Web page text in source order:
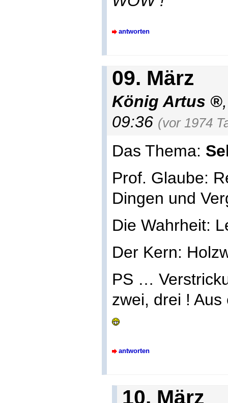
antworten
09. März
König Artus
09:36 (vor 1974
Das Thema:
Prof. Glaube:
Dingen und
Die Wahrheit:
Der Kern:
PS …
zwei, drei !
antworten
10. März